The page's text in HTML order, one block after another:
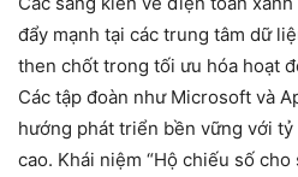
đẩy mạnh tại các trung tâm dữ
then chốt trong tối ưu hóa hoạt
Các tập đoàn như Microsoft và
hướng phát triển bền vững với
cao. Khái niệm “Hộ chiếu số